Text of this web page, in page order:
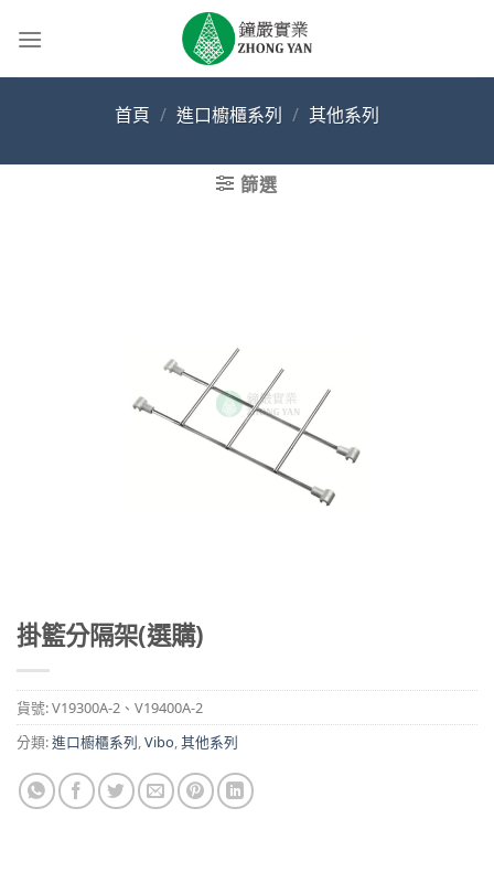
首頁 / 進口櫥櫃系列 / 其他系列
篩選
掛籃分隔架(選購)
貨號:V19300A-2、V19400A-2
分類:進口櫥櫃系列,Vibo,其他系列